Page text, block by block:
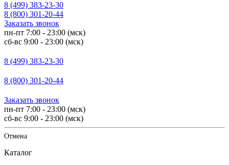
8 (499) 383-23-30
8 (800) 301-20-44
Заказать звонок
пн-пт 7:00 - 23:00 (мск)
сб-вс 9:00 - 23:00 (мск)
8 (499) 383-23-30
8 (800) 301-20-44
Заказать звонок
пн-пт 7:00 - 23:00 (мск)
сб-вс 9:00 - 23:00 (мск)
Отмена
Каталог